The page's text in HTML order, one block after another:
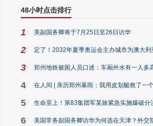
48小时点击排行
1 美副国务卿将于7月25日至26日访华
2 定了！2032年夏季奥运会主办城市为澳大
3 郑州地铁被困人员口述：车厢外水有一人多
4 在人间 | 亲历郑州暴雨：我用皮划艇救了一
5 生命至上！第83集团军某旅紧急实施爆破分
6 美国常务副国务卿访华为何选在天津？外交